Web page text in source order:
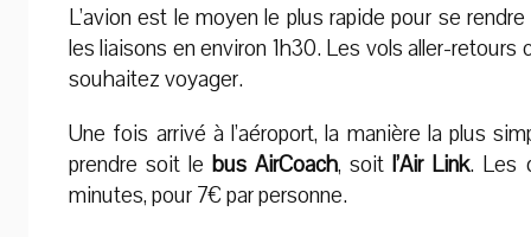
L’avion est le moyen le plus rapide pour se
les liaisons en environ 1h30. Les vols aller-
souhaitez voyager.
Une fois arrivé à l’aéroport, la manière la plus
prendre soit le bus AirCoach, soit l’Air Link. Les
minutes, pour 7€ par personne.